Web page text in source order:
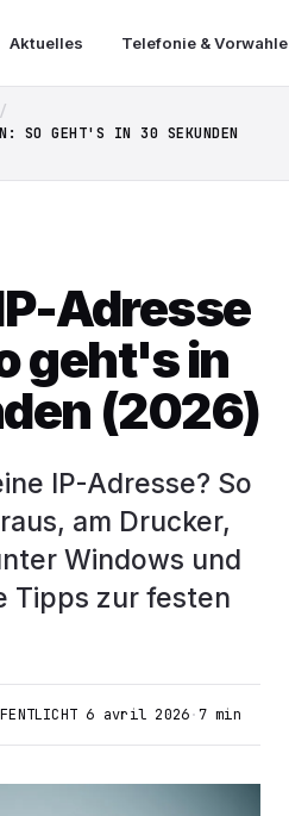
Aktuelles Telefonie &
SO GEHT'S IN 30 SEKUNDEN
Adresse
geht's in
(2026)
IP-Adresse? So
am Drucker,
Windows und
Tipps zur festen
6 avril 2026·7 min